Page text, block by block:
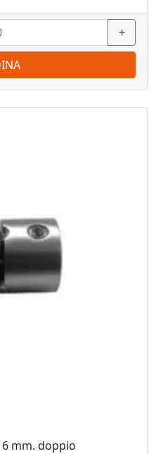
+
mm. doppio